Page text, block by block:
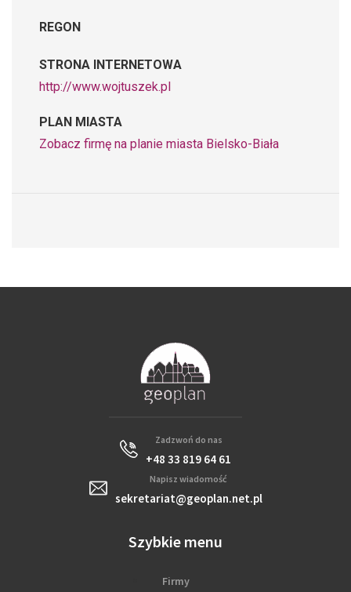
REGON
STRONA INTERNETOWA
http://www.wojtuszek.pl
PLAN MIASTA
Zobacz firmę na planie miasta Bielsko-Biała
Zadzwoń do nas
+48 33 819 64 61
Napisz wiadomość
sekretariat@geoplan.net.pl
Szybkie menu
Firmy